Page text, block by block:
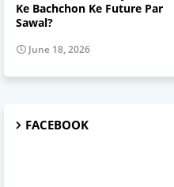
Ke Bachchon Ke Future Par
Sawal?
June 18, 2026
FACEBOOK